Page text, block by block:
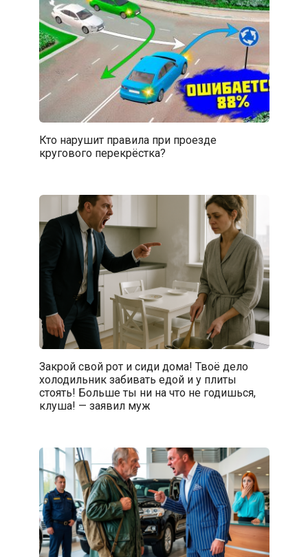
Кто нарушит правила при проезде
кругового перекрёстка?
Закрой свой рот и сиди дома! Твоё дело
холодильник забивать едой и у плиты
стоять! Больше ты ни на что не годишься,
клуша! — заявил муж